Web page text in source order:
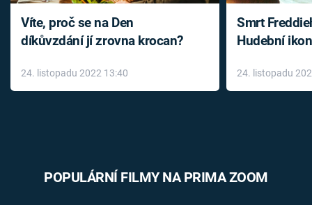
Víte, proč se na Den
díkůvzdání jí zrovna krocan?
24. listopadu 2022 13:40
Smrt
Hudební
léky
24. listopadu
POPULÁRNÍ FILMY NA PRIMA ZOOM